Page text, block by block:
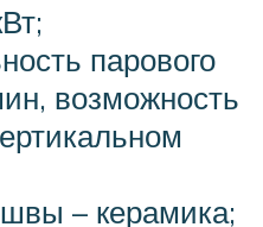
парового
возможность
– керамика;